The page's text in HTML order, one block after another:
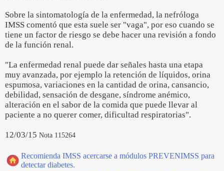
Sobre la sintomatología de la enfermedad, la nefróloga
IMSS comentó que esta suele ser "vaga", por eso cuando se
tiene un factor de riesgo se debe hacer una revisión a fondo
de la función renal.
"La enfermedad renal puede dar señales hasta una etapa
muy avanzada, por ejemplo la retención de líquidos, orina
espumosa, variaciones en la cantidad de orina, cansancio,
debilidad, sensación de desgane, síndrome anémico,
alteración en el sabor de la comida que puede llevar al
paciente a no querer comer, dificultad respiratorias".
12/03/15 Nota 115264
Recomienda IMSS acercarse a módulos PREVENIMSS para
detectar diabetes.